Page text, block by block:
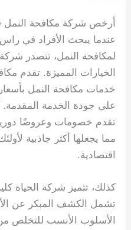
أرخص شركة مكافحة
عندما يبحث الأفراد في
لمكافحة النمل، تتصدر شركة
الخيارات المميزة. تقدم
خدمات مكافحة النمل بأسعار
على جودة الخدمة المقدمة.
تقدم خصومات وعروضًا دورية
مما يجعلها أكثر جاذبية
اقتصادية.
كذلك، تتميز شركة الحياة
تشمل الكشف المبكر عن
الأسلوب الأنسب للتخلص